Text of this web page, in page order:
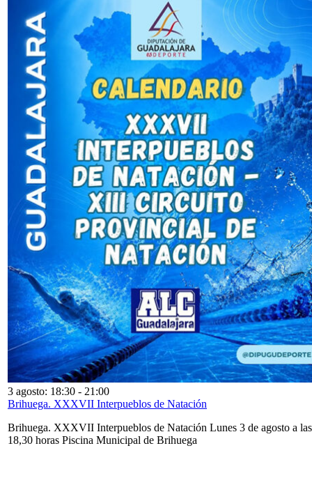
3 agosto: 18:30 - 21:00
Brihuega. XXXVII Interpueblos de Natación
Brihuega. XXXVII Interpueblos de Natación Lunes 3 de agosto a las
18,30 horas Piscina Municipal de Brihuega